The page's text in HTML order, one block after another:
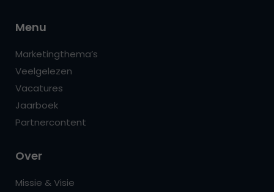
Menu
Marketingthema’s
Veelgelezen
Vacatures
Jaarboek
Partnercontent
Over
Missie & Visie